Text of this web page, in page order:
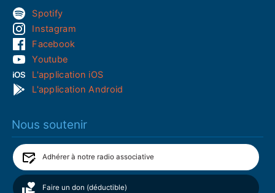
Spotify
Instagram
Facebook
Youtube
L'application iOS
L'application Android
Nous soutenir
Adhérer à notre radio associative
Faire un don (déductible)